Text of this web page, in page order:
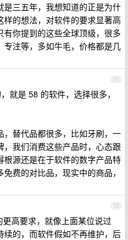
三五年，我想知道的正是为什
的想法，对软件的要求显著高
你提到的这些全球顶级，很多
注等，多如牛毛，价格都是几
71
就是 58 的软件，选择很多，
替代品都很多，比如牙刷，一
我们消费这些产品时，心态跟
源还是在于软件的数字产品特
费的对比品，现实中的商品，
72
高要求，就像上面某位说过
的，而软件假如不再维护，后